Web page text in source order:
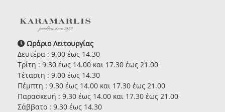
Ωράριο Λειτουργίας
Δευτέρα : 9.00 έως 14.30
Τρίτη : 9.30 έως 14.00 και 17.30 έως 21.00
Τέταρτη : 9.00 έως 14.30
Πέμπτη : 9.30 έως 14.00 και 17.30 έως 21.00
Παρασκευή : 9.30 έως 14.00 και 17.30 έως 21.00
Σάββατο : 9.30 έως 14.30